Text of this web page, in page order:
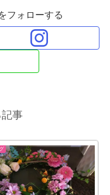
フォローする
事